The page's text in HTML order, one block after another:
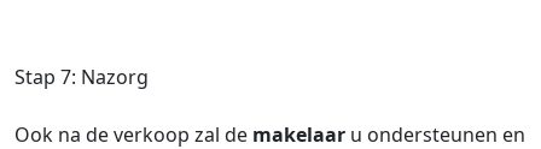
Stap 7: Nazorg
Ook na de verkoop zal de makelaar u ondersteunen en